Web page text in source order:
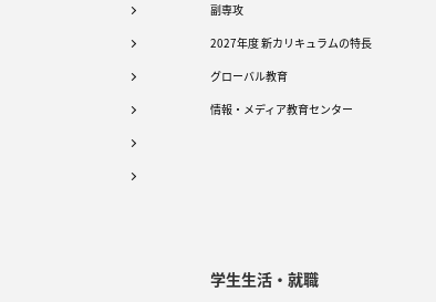
副専攻
2027年度 新カリキュラムの特長
グローバル教育
情報・メディア教育センター
学生生活・就職